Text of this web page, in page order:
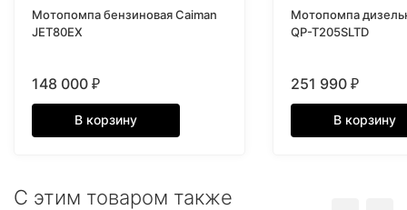
Мотопомпа бензиновая Caiman
JET80EX
148 000 ₽
В корзину
Мотопомпа
QP-T205SLTD
251 990 ₽
В корзину
C этим товаром также